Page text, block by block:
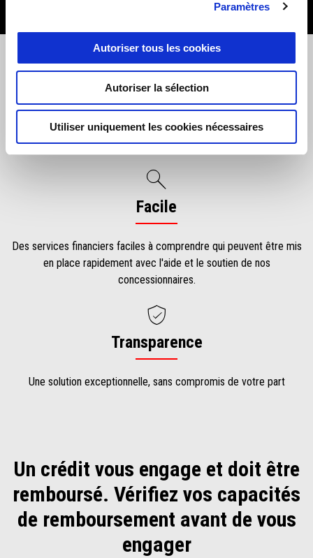
Paramètres
Autoriser tous les cookies
Autoriser la sélection
Utiliser uniquement les cookies nécessaires
Sur mesure
Des solutions de financement souples et abordables, conçues
spécialement pour vous.
Facile
Des services financiers faciles à comprendre qui peuvent être mis
en place rapidement avec l'aide et le soutien de nos
concessionnaires.
Transparence
Une solution exceptionnelle, sans compromis de votre part
Un crédit vous engage et doit être
remboursé. Vérifiez vos capacités
de remboursement avant de vous
engager